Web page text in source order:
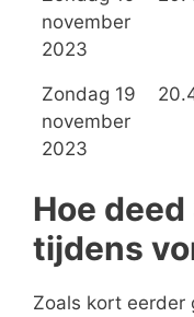
november
2023
Zondag 19
november
2023
Hoe
tijdens
Zoals kort eerder